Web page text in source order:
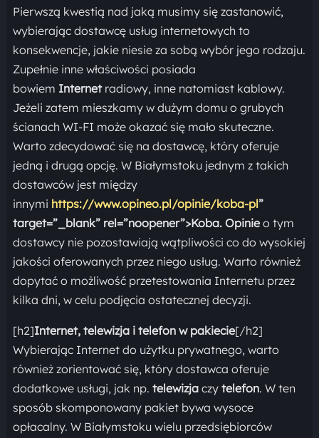
Pierwszą kwestią nad jaką musimy się zastanowić,
wybierając dostawcę usług internetowych to
konsekwencje, jakie niesie za sobą wybór jego rodzaju.
Zupełnie inne właściwości posiada
bowiem Internetradiowy, inne natomiast kablowy.
Jeżeli zatem mieszkamy w dużym domu o grubych
ścianach WI-FI może okazać się mało skuteczne.
Warto zdecydować się na dostawcę, który oferuje
jedną i drugą opcję. W Białymstoku jednym z takich
dostawców jest między
innymi https://www.opineo.pl/opinie/koba-pl”
target=”_blank” rel=”noopener”>Koba. Opinie o tym
dostawcy nie pozostawiają wątpliwości co do wysokiej
jakości oferowanych przez niego usług. Warto również
dopytać o możliwość przetestowania Internetu przez
kilka dni, w celu podjęcia ostatecznej decyzji.
[h2]Internet, telewizja i telefon w pakiecie[/h2]
Wybierając Internet do użytku prywatnego, warto
również zorientować się, który dostawca oferuje
dodatkowe usługi, jak np. telewizjaczy telefon. W ten
sposób skomponowany pakiet bywa wysoce
opłacalny. W Białymstoku wielu przedsiębiorców